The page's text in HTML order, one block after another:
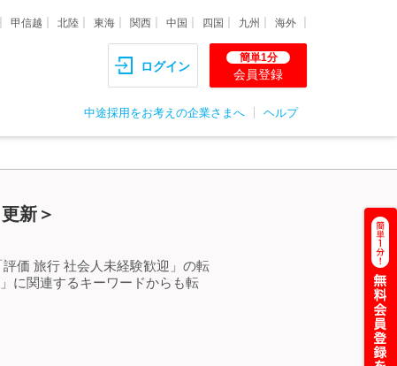
甲信越 北陸 東海 関西 中国 四国 九州 海外
ログイン
簡単1分
会員登録
中途採用をお考えの企業さまへ ヘルプ
新＞
価 旅行 社会人未経験歓迎」の転
に関連するキーワードからも転